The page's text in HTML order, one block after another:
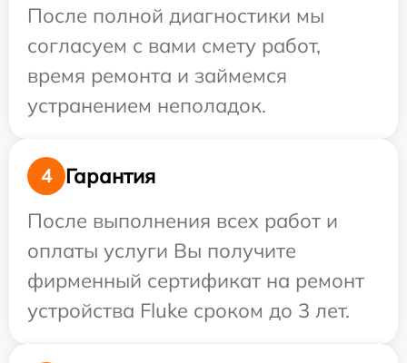
После полной диагностики мы
согласуем с вами смету работ,
время ремонта и займемся
устранением неполадок.
4
Гарантия
После выполнения всех работ и
оплаты услуги Вы получите
фирменный сертификат на ремонт
устройства Fluke сроком до 3 лет.